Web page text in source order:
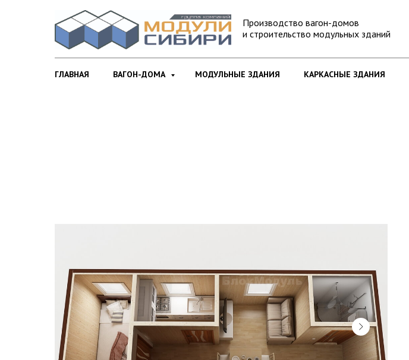
Производство вагон-домов
и строительство модульных зданий
ГЛАВНАЯ ВАГОН-ДОМА МОДУЛЬНЫЕ ЗДАНИЯ КАРКАСНЫЕ ЗДАНИЯ